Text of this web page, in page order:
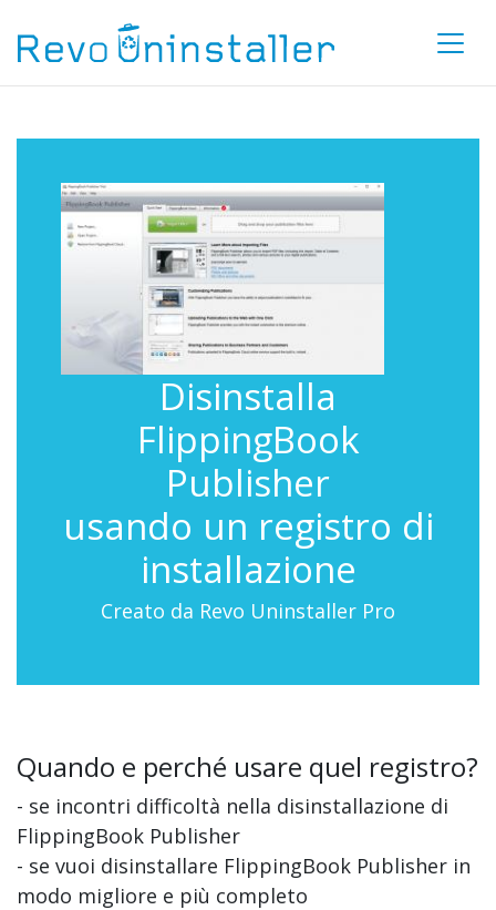
Disinstalla
FlippingBook
Publisher
usando un registro di
installazione
Creato da Revo Uninstaller Pro
Quando e perché usare quel registro?
- se incontri difficoltà nella disinstallazione di
FlippingBook Publisher
- se vuoi disinstallare FlippingBook Publisher in
modo migliore e più completo